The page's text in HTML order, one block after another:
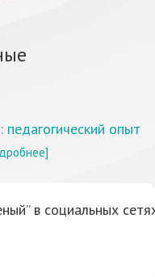
педагогический опыт
в социальных